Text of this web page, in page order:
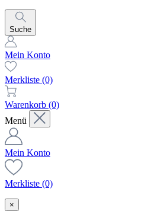
Suche
Mein Konto
Merkliste (0)
Warenkorb (0)
Menü
Mein Konto
Merkliste (0)
×